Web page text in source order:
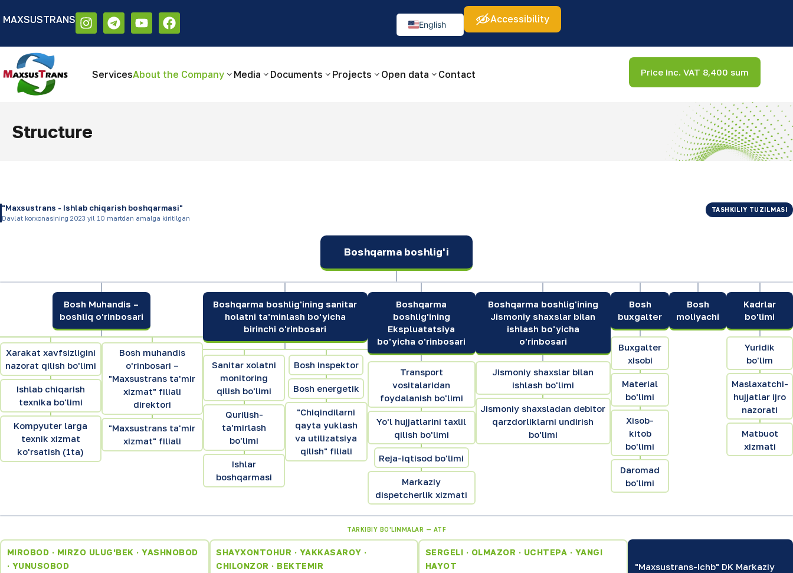
MAXSUSTRANS
Размер шрифта: Аа Изображения: 🚫
English
Русский
Accessibility
ServicesAbout the Company Media Documents Projects Open data Contact Price inc. VAT 8,400 sum
Structure
"Maxsustrans - Ishlab chiqarish boshqarmasi"
Davlat korxonasining 2023 yil 10 martdan amalga kiritilgan
TASHKILIY TUZILMASI
Boshqarma boshlig'i
Bosh Muhandis –
boshliq o'rinbosari
Xarakat xavfsizligini
nazorat qilish bo'limi
Ishlab chiqarish
texnika bo'limi
Kompyuter larga
texnik xizmat
ko'rsatish (1ta)
Bosh muhandis
o'rinbosari –
"Maxsustrans ta'mir
xizmat" filiali
direktori
"Maxsustrans ta'mir
xizmat" filiali
Boshqarma boshlig'ining sanitar
holatni ta'minlash bo'yicha
birinchi o'rinbosari
Sanitar xolatni
monitoring
qilish bo'limi
Qurilish-
ta'mirlash
bo'limi
Ishlar
boshqarmasi
Bosh inspektor
Bosh energetik
"Chiqindilarni
qayta yuklash
va utilizatsiya
qilish" filiali
Boshqarma
boshlig'ining
Ekspluatatsiya
bo'yicha o'rinbosari
Transport
vositalaridan
foydalanish bo'limi
Yo'l hujjatlarini taxlil
qilish bo'limi
Reja-iqtisod bo'limi
Markaziy
dispetcherlik xizmati
Boshqarma boshlig'ining
Jismoniy shaxslar bilan
ishlash bo'yicha
o'rinbosari
Jismoniy shaxslar bilan
ishlash bo'limi
Jismoniy shaxsladan debitor
qarzdorliklarni undirish
bo'limi
Bosh
buxgalter
Buxgalter
xisobi
Material
bo'limi
Xisob-
kitob
bo'limi
Daromad
bo'limi
Bosh
moliyachi
Kadrlar
bo'limi
Yuridik
bo'lim
Maslaxatchi-
hujjatlar ijro
nazorati
Matbuot
xizmati
TARKIBIY BO'LINMALAR — ATF
MIROBOD · MIRZO ULUG'BEK · YASHNOBOD
· YUNUSOBOD
SHAYXONTOHUR · YAKKASAROY ·
CHILONZOR · BEKTEMIR
SERGELI · OLMAZOR · UCHTEPA · YANGI
HAYOT
"Maxsustrans-Ichb" DK Markaziy